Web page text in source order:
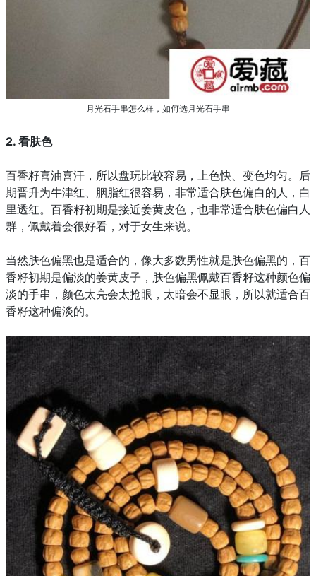
月光石手串怎么样，如何选月光石手串
2. 看肤色
百香籽喜油喜汗，所以盘玩比较容易，上色快、变色均匀。后
期晋升为牛津红、胭脂红很容易，非常适合肤色偏白的人，白
里透红。百香籽初期是接近姜黄皮色，也非常适合肤色偏白人
群，佩戴着会很好看，对于女生来说。
当然肤色偏黑也是适合的，像大多数男性就是肤色偏黑的，百
香籽初期是偏淡的姜黄皮子，肤色偏黑佩戴百香籽这种颜色偏
淡的手串，颜色太亮会太抢眼，太暗会不显眼，所以就适合百
香籽这种偏淡的。